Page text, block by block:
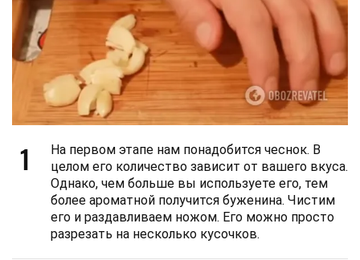
1
На первом этапе нам понадобится чеснок. В
целом его количество зависит от вашего вкуса.
Однако, чем больше вы используете его, тем
более ароматной получится буженина. Чистим
его и раздавливаем ножом. Его можно просто
разрезать на несколько кусочков.